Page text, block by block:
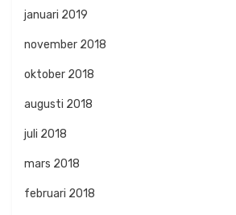
januari 2019
november 2018
oktober 2018
augusti 2018
juli 2018
mars 2018
februari 2018